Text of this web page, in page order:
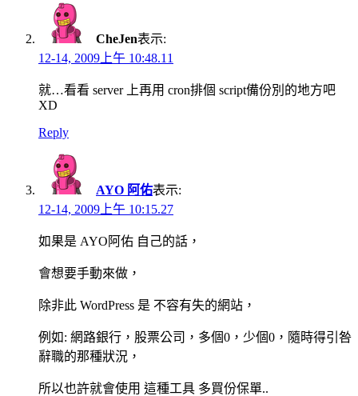
CheJen表示:
12-14, 2009上午 10:48.11
就…看看 server 上再用 cron排個 script備份別的地方吧
XD
Reply
AYO 阿佑表示:
12-14, 2009上午 10:15.27
如果是 AYO阿佑 自己的話，
會想要手動來做，
除非此 WordPress 是 不容有失的網站，
例如: 網路銀行，股票公司，多個0，少個0，隨時得引咎
辭職的那種狀況，
所以也許就會使用 這種工具 多買份保單..